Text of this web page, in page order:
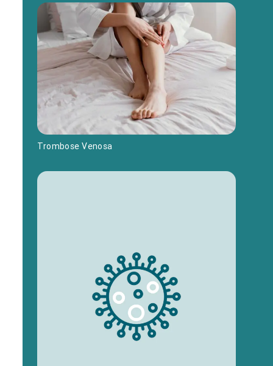
Trombose Venosa